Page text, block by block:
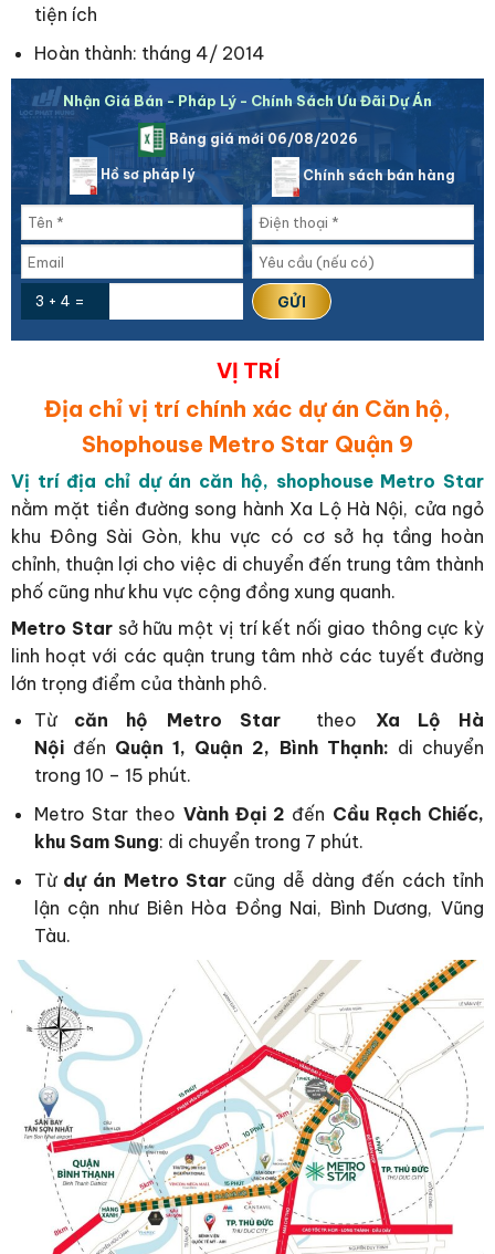
tiện ích
Hoàn thành: tháng 4/ 2014
Nhận Giá Bán - Pháp Lý - Chính Sách Ưu Đãi Dự Án
Bảng giá mới 06/08/2026
Hồ sơ pháp lý Chính sách bán hàng
3 + 4 =
VỊ TRÍ
Địa chỉ vị trí chính xác dự án Căn hộ,
Shophouse Metro Star Quận 9
Vị trí địa chỉ dự án căn hộ, shophouse Metro Star
nằm mặt tiền đường song hành Xa Lộ Hà Nội, cửa ngỏ
khu Đông Sài Gòn, khu vực có cơ sở hạ tầng hoàn
chỉnh, thuận lợi cho việc di chuyển đến trung tâm thành
phố cũng như khu vực cộng đồng xung quanh.
Metro Star sở hữu một vị trí kết nối giao thông cực kỳ
linh hoạt với các quận trung tâm nhờ các tuyết đường
lớn trọng điểm của thành phô.
Từcăn hộ Metro Startheo Xa Lộ Hà
Nộiđến Quận 1, Quận 2, Bình Thạnh: di chuyển
trong 10 – 15 phút.
Metro Star theo Vành Đại 2 đến Cầu Rạch Chiếc,
khu Sam Sung: di chuyển trong 7 phút.
Từ dự án Metro Star cũng dễ dàng đến cách tỉnh
lận cận như Biên Hòa Đồng Nai, Bình Dương, Vũng
Tàu.